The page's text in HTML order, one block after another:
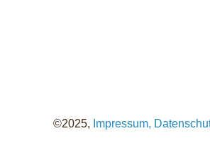
©2025, Impressum,